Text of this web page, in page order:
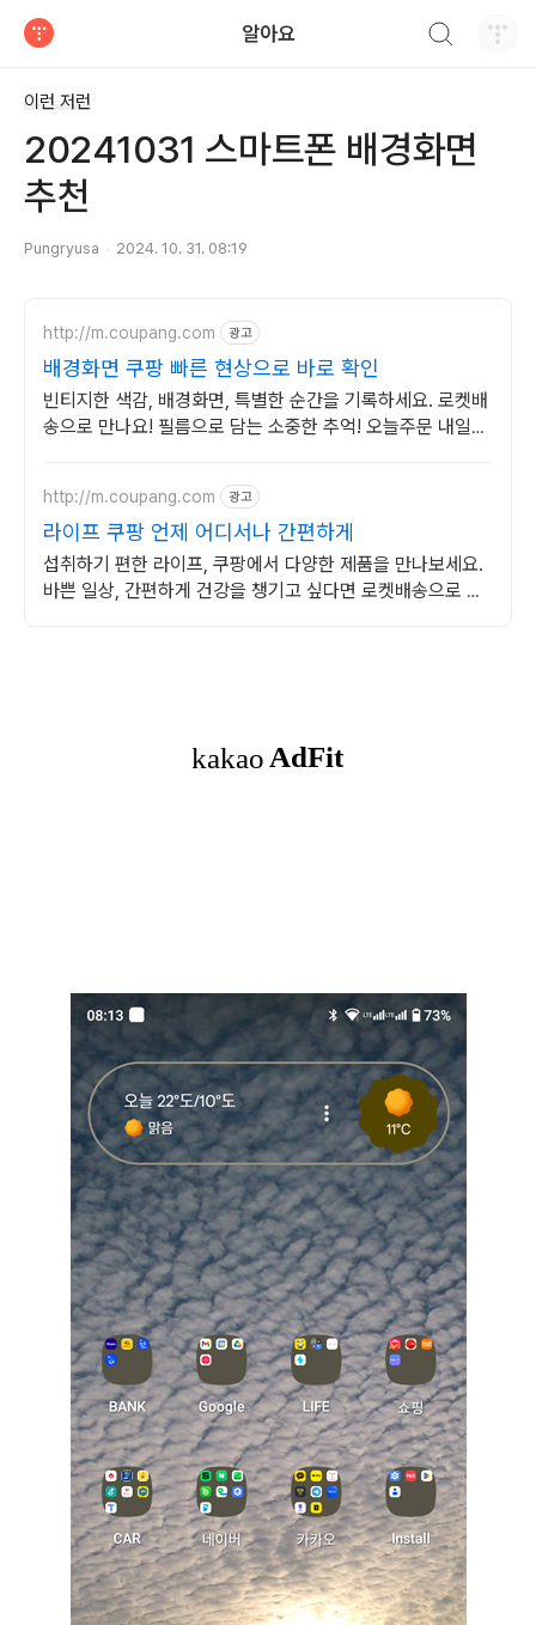
알아요
이런 저런
20241031 스마트폰 배경화면
추천
Pungryusa 2024. 10. 31. 08:19
http://m.coupang.com 광고
배경화면 쿠팡 빠른 현상으로 바로 확인
빈티지한 색감, 배경화면, 특별한 순간을 기록하세요. 로켓배
송으로 만나요! 필름으로 담는 소중한 추억! 오늘주문 내일도
http://m.coupang.com 광고
라이프 쿠팡 언제 어디서나 간편하게
섭취하기 편한 라이프, 쿠팡에서 다양한 제품을 만나보세요.
바쁜 일상, 간편하게 건강을 챙기고 싶다면 로켓배송으로 받